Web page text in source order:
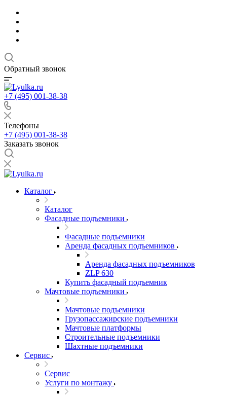
Обратный звонок
+7 (495) 001-38-38
Телефоны
+7 (495) 001-38-38
Заказать звонок
Каталог
Каталог
Фасадные подъемники
Фасадные подъемники
Аренда фасадных подъемников
Аренда фасадных подъемников
ZLP 630
Купить фасадный подъемник
Мачтовые подъемники
Мачтовые подъемники
Грузопассажирские подъемники
Мачтовые платформы
Строительные подъемники
Шахтные подъемники
Сервис
Сервис
Услуги по монтажу